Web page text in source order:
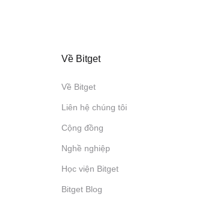
Về Bitget
Về Bitget
Liên hệ chúng tôi
Cộng đồng
Nghề nghiệp
Học viện Bitget
Bitget Blog